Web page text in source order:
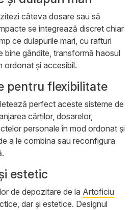
câteva dosare sau să
se integrează discret chiar
ce dulapurile mari, cu rafturi
bine gândite, transformă haosul
ordonat și accesibil.
pentru flexibilitate
perfect aceste sisteme de
cărților, dosarelor,
personale în mod ordonat și
a le combina sau reconfigura
estetic
de depozitare de la Artoficiu
dar și estetice. Designul